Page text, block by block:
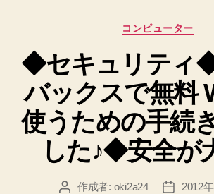
で
記
録
し
ま
し
♪”
カ
ゴ
リ
ー
コンピューター
◆セキュリティ
バックスで無料
使うための手続
した♪◆安全が
投 作成者: oki2a24
投
2012